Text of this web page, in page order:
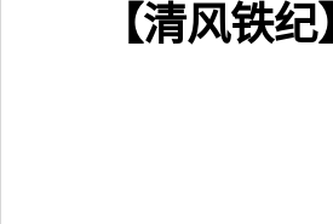
【清风铁